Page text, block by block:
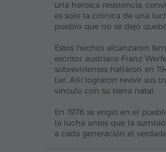
una heroica resistencia,
es solo la crónica de una
pueblo que no se dejó
Estos hechos alcanzaron
escritor austriaco Franz
sobrevivientes hallaron en
Ler. Allí lograron revivir sus
vínculo con su tierra natal.
En 1976 se erigió en el
la lucha antes que la
a cada generación el